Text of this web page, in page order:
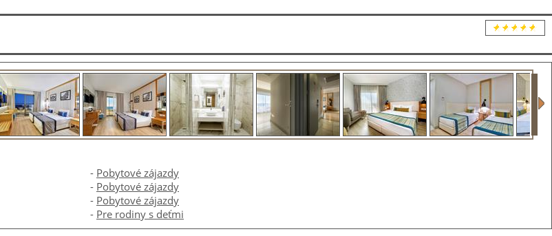
- Pobytové zájazdy
- Pobytové zájazdy
- Pobytové zájazdy
- Pre rodiny s deťmi